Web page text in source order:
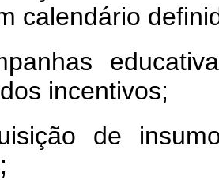
calendário
incentivos;
de